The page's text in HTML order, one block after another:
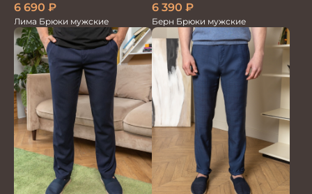
6 690 ₽
Лима Брюки мужские
6 390 ₽
Берн Брюки мужские